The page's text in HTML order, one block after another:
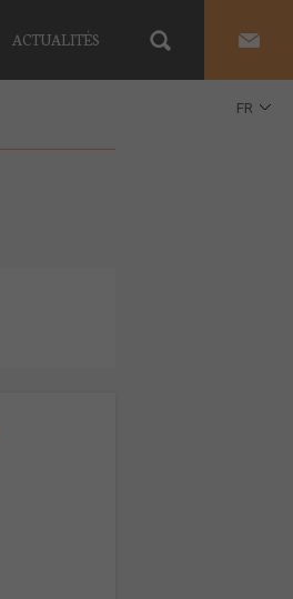
ACTUALITÉS
FR